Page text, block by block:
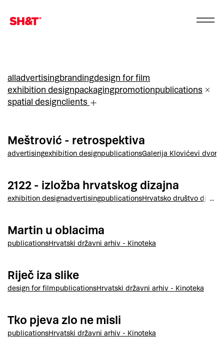
alladvertisingbrandingdesign for film
exhibition designpackagingpromotionpublications
spatial designclients
Meštrović - retrospektiva
advertisingexhibition designpublicationsGalerija Klovićevi dvori
2122 - izložba hrvatskog dizajna
exhibition designadvertisingpublicationsHrvatsko društvo
Martin u oblacima
publicationsHrvatski državni arhiv - Kinoteka
Riječ iza slike
design for filmpublicationsHrvatski državni arhiv - Kinoteka
Tko pjeva zlo ne misli
publicationsHrvatski državni arhiv - Kinoteka